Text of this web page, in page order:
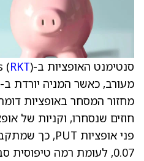
סנטימנט האופציות ב-Rocket Companies ( RKT)